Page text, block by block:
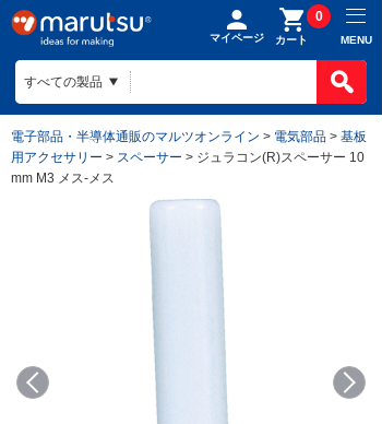
マイページ カート
0
MENU
電子部品・半導体通販のマルツオンライン > 電気部品 > 基板
用アクセサリー > スペーサー > ジュラコン(R)スペーサー 10
mm M3 メス-メス